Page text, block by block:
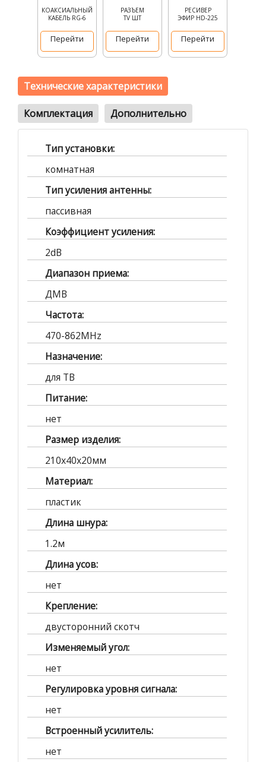
КОАКСИАЛЬНЫЙ
КАБЕЛЬ RG-6
Перейти
РАЗЪЕМ
TV ШТ
Перейти
РЕСИВЕР
ЭФИР HD-225
Перейти
Технические характеристики
Комплектация Дополнительно
Тип установки:
комнатная
Тип усиления антенны:
пассивная
Коэффициент усиления:
2dB
Диапазон приема:
ДМВ
Частота:
470-862MHz
Назначение:
для ТВ
Питание:
нет
Размер изделия:
210х40х20мм
Материал:
пластик
Длина шнура:
1.2м
Длина усов:
нет
Крепление:
двусторонний скотч
Изменяемый угол:
нет
Регулировка уровня сигнала:
нет
Встроенный усилитель:
нет